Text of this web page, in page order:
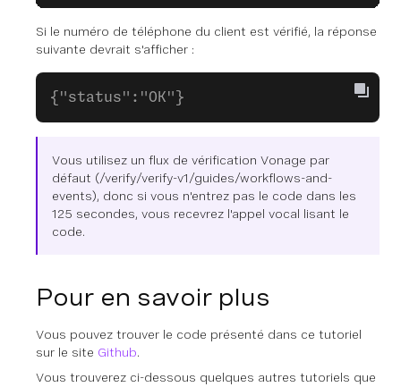
Si le numéro de téléphone du client est vérifié, la réponse
suivante devrait s'afficher :
{"status":"OK"}
Vous utilisez un flux de vérification Vonage par
défaut (/verify/verify-v1/guides/workflows-and-
events), donc si vous n'entrez pas le code dans les
125 secondes, vous recevrez l'appel vocal lisant le
code.
Pour en savoir plus
Vous pouvez trouver le code présenté dans ce tutoriel
sur le site Github.
Vous trouverez ci-dessous quelques autres tutoriels que